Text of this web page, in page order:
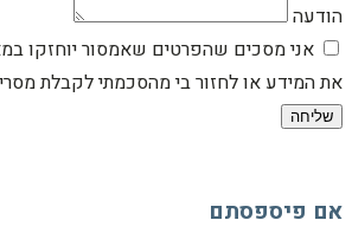
הודעה
אני מסכים שהפרטים שאמסור יוחזקו
את המידע או לחזור בי מהסכמתי לקבלת
שליחה
אם פיספסתם